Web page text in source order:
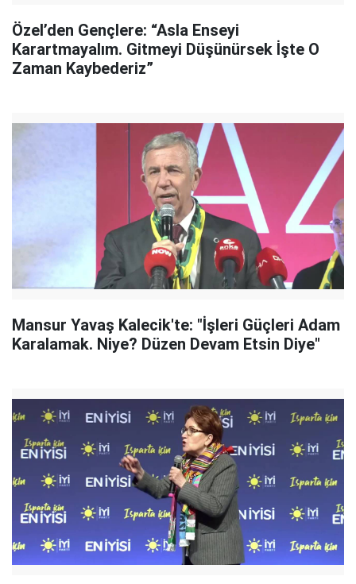
Özel’den Gençlere: “Asla Enseyi
Karartmayalım. Gitmeyi Düşünürsek İşte O
Zaman Kaybederiz”
Mansur Yavaş Kalecik'te: "İşleri Güçleri Adam
Karalamak. Niye? Düzen Devam Etsin Diye"